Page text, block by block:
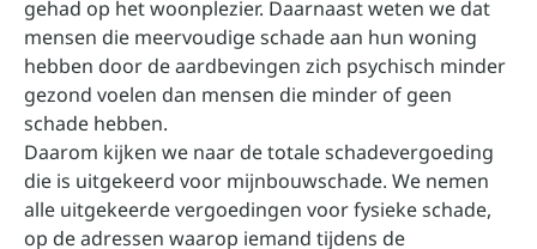
gehad op het woonplezier. Daarnaast weten we dat
mensen die meervoudige schade aan hun woning
hebben door de aardbevingen zich psychisch minder
gezond voelen dan mensen die minder of geen
schade hebben.
Daarom kijken we naar de totale schadevergoeding
die is uitgekeerd voor mijnbouwschade. We nemen
alle uitgekeerde vergoedingen voor fysieke schade,
op de adressen waarop iemand tijdens de